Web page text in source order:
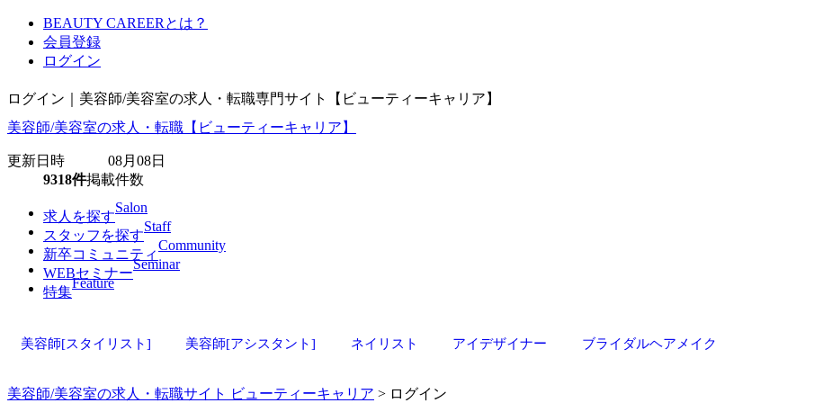
BEAUTY CAREERとは？
会員登録
ログイン
ログイン｜美容師/美容室の求人・転職専門サイト【ビューティーキャリア】
美容師/美容室の求人・転職【ビューティーキャリア】
更新日時 08月08日
9318件掲載件数
求人を探す
Salon
スタッフを探す
Staff
新卒コミュニティ
Community
WEBセミナー
Seminar
特集
Feature
美容師[スタイリスト] 美容師[アシスタント] ネイリスト アイデザイナー ブライダルヘアメイク
美容師/美容室の求人・転職サイト ビューティーキャリア > ログイン